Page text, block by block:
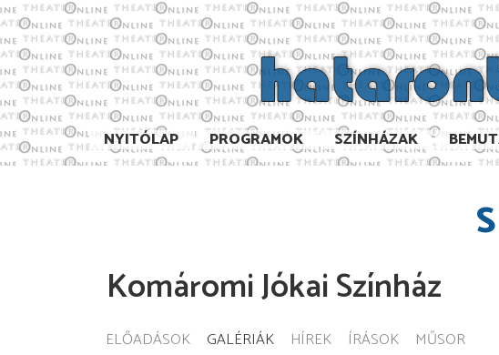
NYITÓLAP PROGRAMOK SZÍNHÁZAK
Komáromi Jókai Színház
ELŐADÁSOK GALÉRIÁK HÍREK ÍRÁSOK MŰSOR